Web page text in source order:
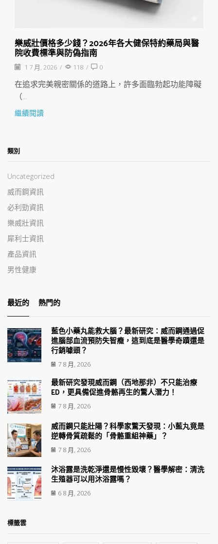
樂威壯價格多少錢？2026年各大健保特約藥局與醫
院收費標準與防偽指南
1 7 月, 2026 / 118 / 0
在追求完美親密關係的道路上，許多面臨勃起功能障礙
（...
繼續閱讀
類別
Uncategorized
威而鋼資訊
必利勁資訊
樂威壯資訊
犀利士資訊
產品資訊
男性健康
最近的 熱門的
藍色小藥丸能救大腦？最新研究：威而鋼通過促
進腦部血流預防失智癥，這到底是醫學奇蹟還是
行銷噱頭？
7 8 月, 2026
最新研究發現威而鋼（西地那非）不只能治療
ED，更具備促進骨骼再生的驚人潛力！
7 8 月, 2026
威而鋼只能壯陽？科學家驚天發現：小藍丸竟是
逆轉骨質疏鬆的「骨骼重組神藥」？
7 8 月, 2026
沐浴露是洗乾淨還是慢性毀壞？醫學解密：清洗
生殖器可以用沐浴露嗎？
6 8 月, 2026
標籤雲